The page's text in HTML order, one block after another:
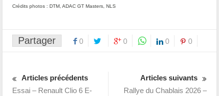
Crédits photos : DTM, ADAC GT Masters, NLS
Partager 0 0 0 0
Articles précédents
Essai – Renault Clio 6 E-
Articles suivants
Rallye du Chablais 2026 –